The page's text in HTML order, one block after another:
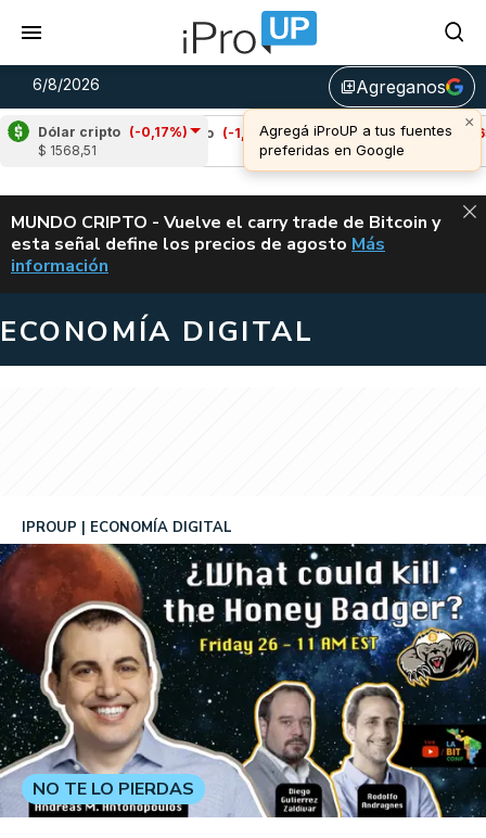
6/8/2026 library_addAgreganos
Dólar cripto (-0,17%)
$ 1568,51
Cardano (-1,40%)
Avalanche (-3,65%)
u$s 6,44
ALERTA
MUNDO CRIPTO - Vuelve el carry trade de Bitcoin y
esta señal define los precios de agosto VUELVE EL
Más
información
ECONOMÍA DIGITAL
IPROUP ECONOMÍA DIGITAL
NO TE LO PIERDAS